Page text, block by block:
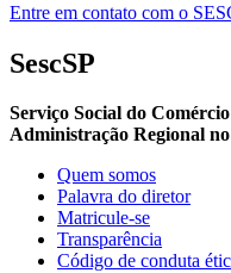
Entre em contato com o
SescSP
Serviço Social do Comércio
Administração Regional
Quem somos
Palavra do diretor
Matricule-se
Transparência
Código de conduta